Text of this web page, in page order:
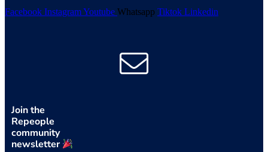
Facebook InstagramYoutube Whatsapp Tiktok Linkedin
Join the
Repeople
community
newsletter